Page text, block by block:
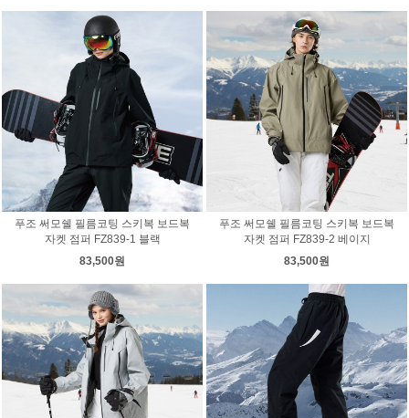
푸조 써모쉘 필름코팅 스키복 보드복
자켓 점퍼 FZ839-1 블랙
83,500원
푸조 써모쉘 필름코팅 스키복 보드복
자켓 점퍼 FZ839-2 베이지
83,500원